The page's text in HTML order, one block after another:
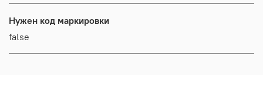
Нужен код маркировки
false